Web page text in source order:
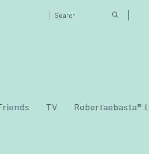
TV Robertaebasta®